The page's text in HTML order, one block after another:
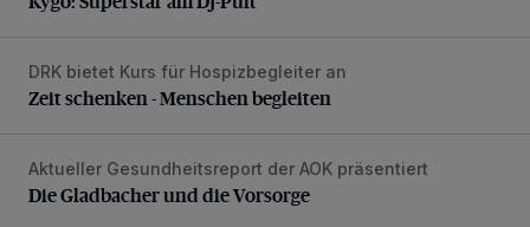
Zeit schenken - Menschen begleiten
DRK bietet Kurs für Hospizbegleiter an
Zeit schenken - Menschen begleiten
Die Gladbacher und die Vorsorge
Aktueller Gesundheitsreport der AOK präsentiert
Die Gladbacher und die Vorsorge